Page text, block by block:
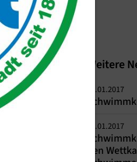
Weitere
01.01.2017
01.01.2017
den